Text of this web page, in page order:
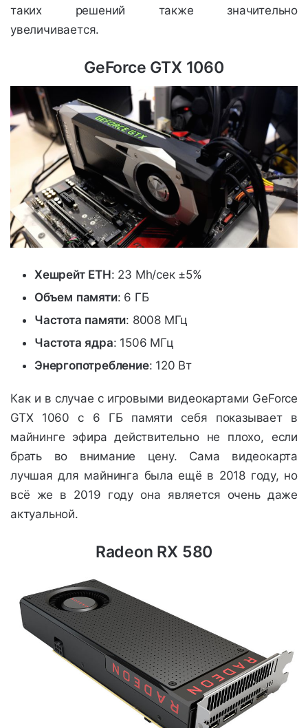
таких решений также значительно
увеличивается.
GeForce GTX 1060
Хешрейт ETH: 23 Mh/сек ±5%
Объем памяти: 6 ГБ
Частота памяти: 8008 МГц
Частота ядра: 1506 МГц
Энергопотребление: 120 Вт
Как и в случае с игровыми видеокартами GeForce
GTX 1060 с 6 ГБ памяти себя показывает в
майнинге эфира действительно не плохо, если
брать во внимание цену. Сама видеокарта
лучшая для майнинга была ещё в 2018 году, но
всё же в 2019 году она является очень даже
актуальной.
Radeon RX 580